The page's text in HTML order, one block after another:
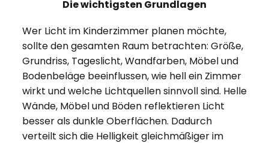
Die wichtigsten Grundlagen
Wer Licht im Kinderzimmer planen möchte,
sollte den gesamten Raum betrachten: Größe,
Grundriss, Tageslicht, Wandfarben, Möbel und
Bodenbeläge beeinflussen, wie hell ein Zimmer
wirkt und welche Lichtquellen sinnvoll sind. Helle
Wände, Möbel und Böden reflektieren Licht
besser als dunkle Oberflächen. Dadurch
verteilt sich die Helligkeit gleichmäßiger im